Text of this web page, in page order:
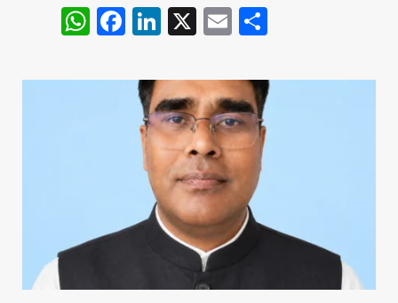
W
at
F
c
e
b
o
k
Li
k
e
dI
n
X E
ai
l
ar
e